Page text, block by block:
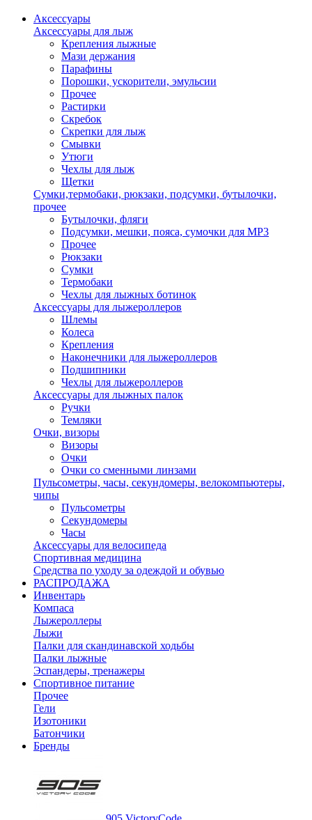
Аксессуары
Аксессуары для лыж
Крепления лыжные
Мази держания
Парафины
Порошки, ускорители, эмульсии
Прочее
Растирки
Скребок
Скрепки для лыж
Смывки
Утюги
Чехлы для лыж
Щетки
Сумки,термобаки, рюкзаки, подсумки, бутылочки,
прочее
Бутылочки, фляги
Подсумки, мешки, пояса, сумочки для MP3
Прочее
Рюкзаки
Сумки
Термобаки
Чехлы для лыжных ботинок
Аксессуары для лыжероллеров
Шлемы
Колеса
Крепления
Наконечники для лыжероллеров
Подшипники
Чехлы для лыжероллеров
Аксессуары для лыжных палок
Ручки
Темляки
Очки, визоры
Визоры
Очки
Очки со сменными линзами
Пульсометры, часы, секундомеры, велокомпьютеры,
чипы
Пульсометры
Секундомеры
Часы
Аксессуары для велосипеда
Спортивная медицина
Средства по уходу за одеждой и обувью
РАСПРОДАЖА
Инвентарь
Компаса
Лыжероллеры
Лыжи
Палки для скандинавской ходьбы
Палки лыжные
Эспандеры, тренажеры
Спортивное питание
Прочее
Гели
Изотоники
Батончики
Бренды